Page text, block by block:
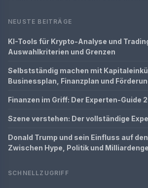
NEUSTE BEITRÄGE
KI-Tools für Krypto-Analyse und
Auswahlkriterien und Grenzen
Selbstständig machen mit
Businessplan, Finanzplan und
Finanzen im Griff: Der Experten-Guide
Szene verstehen: Der vollständige
Donald Trump und sein Einfluss auf
Zwischen Hype, Politik und
SCHNELLZUGRIFF